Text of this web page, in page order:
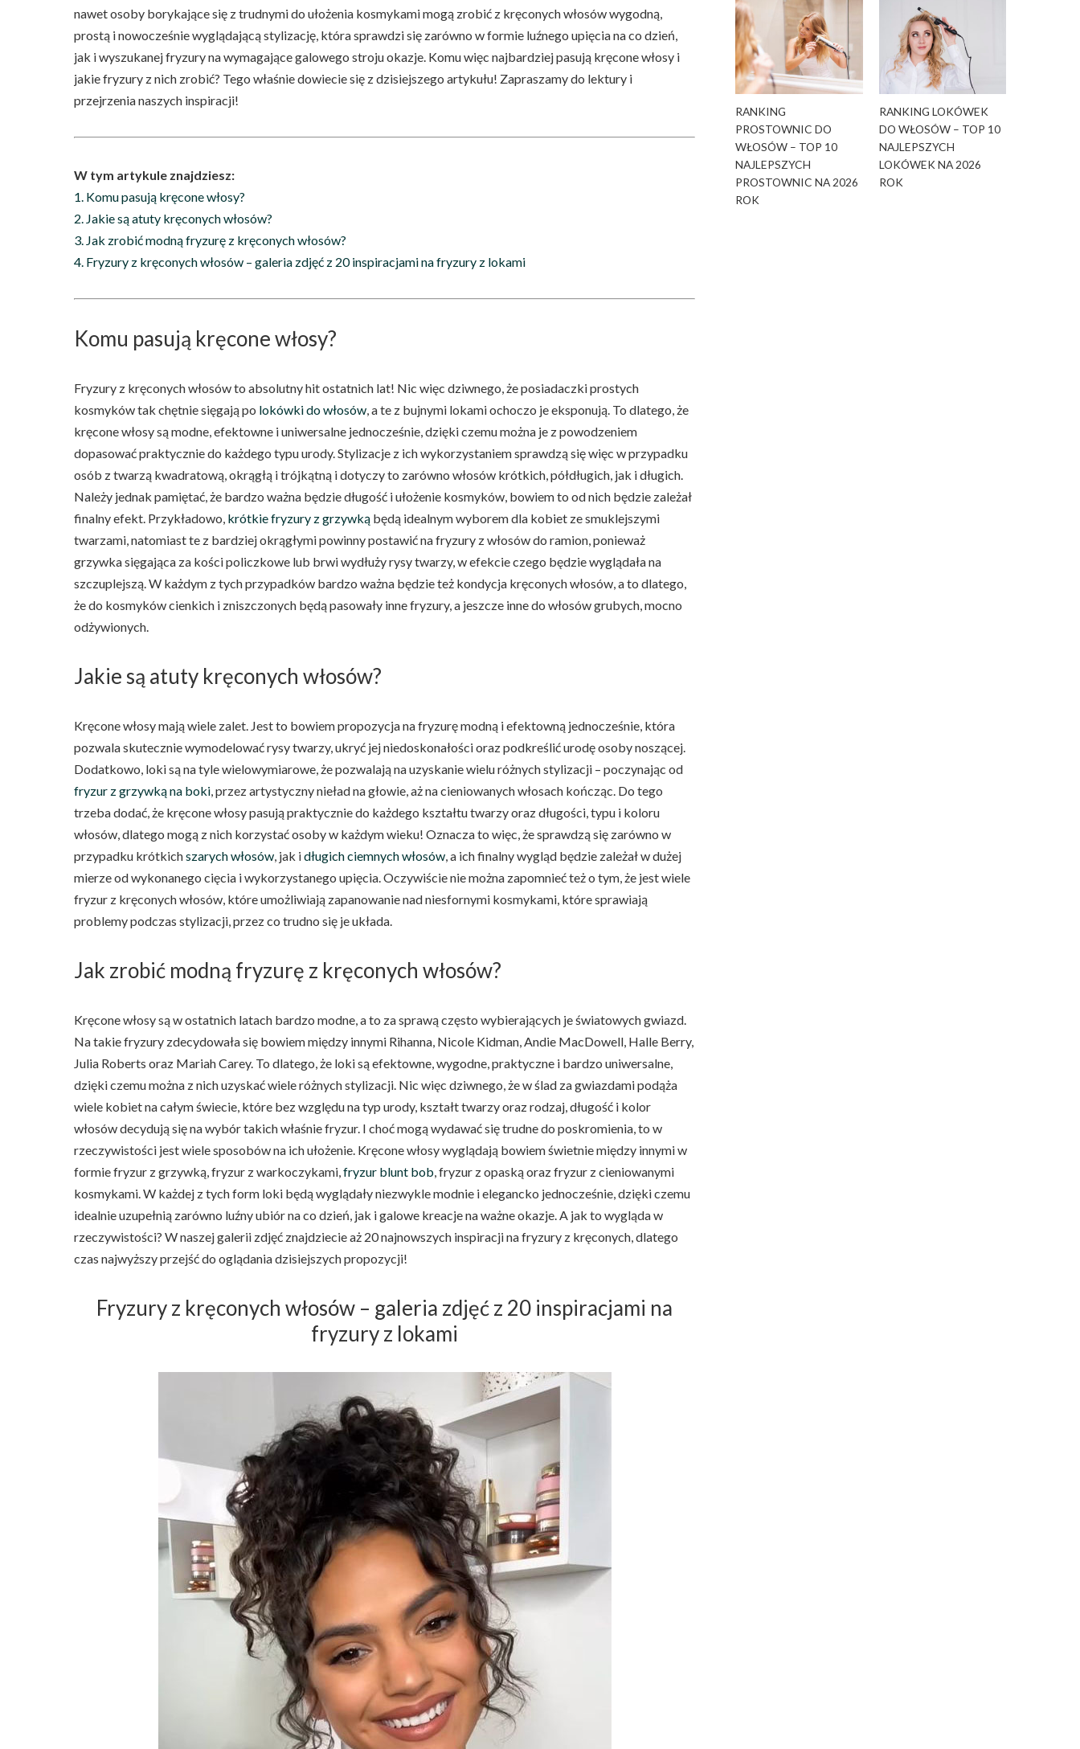
nawet osoby borykające się z trudnymi do ułożenia kosmykami mogą zrobić z kręconych włosów wygodną,
prostą i nowocześnie wyglądającą stylizację, która sprawdzi się zarówno w formie luźnego upięcia na co dzień,
jak i wyszukanej fryzury na wymagające galowego stroju okazje. Komu więc najbardziej pasują kręcone włosy i
jakie fryzury z nich zrobić? Tego właśnie dowiecie się z dzisiejszego artykułu! Zapraszamy do lektury i
przejrzenia naszych inspiracji!
W tym artykule znajdziesz:
1. Komu pasują kręcone włosy?
2. Jakie są atuty kręconych włosów?
3. Jak zrobić modną fryzurę z kręconych włosów?
4. Fryzury z kręconych włosów – galeria zdjęć z 20 inspiracjami na fryzury z lokami
Komu pasują kręcone włosy?
Fryzury z kręconych włosów to absolutny hit ostatnich lat! Nic więc dziwnego, że posiadaczki prostych
kosmyków tak chętnie sięgają po lokówki do włosów, a te z bujnymi lokami ochoczo je eksponują. To dlatego, że
kręcone włosy są modne, efektowne i uniwersalne jednocześnie, dzięki czemu można je z powodzeniem
dopasować praktycznie do każdego typu urody. Stylizacje z ich wykorzystaniem sprawdzą się więc w przypadku
osób z twarzą kwadratową, okrągłą i trójkątną i dotyczy to zarówno włosów krótkich, półdługich, jak i długich.
Należy jednak pamiętać, że bardzo ważna będzie długość i ułożenie kosmyków, bowiem to od nich będzie zależał
finalny efekt. Przykładowo, krótkie fryzury z grzywką będą idealnym wyborem dla kobiet ze smuklejszymi
twarzami, natomiast te z bardziej okrągłymi powinny postawić na fryzury z włosów do ramion, ponieważ
grzywka sięgająca za kości policzkowe lub brwi wydłuży rysy twarzy, w efekcie czego będzie wyglądała na
szczuplejszą. W każdym z tych przypadków bardzo ważna będzie też kondycja kręconych włosów, a to dlatego,
że do kosmyków cienkich i zniszczonych będą pasowały inne fryzury, a jeszcze inne do włosów grubych, mocno
odżywionych.
Jakie są atuty kręconych włosów?
Kręcone włosy mają wiele zalet. Jest to bowiem propozycja na fryzurę modną i efektowną jednocześnie, która
pozwala skutecznie wymodelować rysy twarzy, ukryć jej niedoskonałości oraz podkreślić urodę osoby noszącej.
Dodatkowo, loki są na tyle wielowymiarowe, że pozwalają na uzyskanie wielu różnych stylizacji – poczynając od
fryzur z grzywką na boki, przez artystyczny nieład na głowie, aż na cieniowanych włosach kończąc. Do tego
trzeba dodać, że kręcone włosy pasują praktycznie do każdego kształtu twarzy oraz długości, typu i koloru
włosów, dlatego mogą z nich korzystać osoby w każdym wieku! Oznacza to więc, że sprawdzą się zarówno w
przypadku krótkichszarych włosów, jak idługich ciemnych włosów, a ich finalny wygląd będzie zależał w dużej
mierze od wykonanego cięcia i wykorzystanego upięcia. Oczywiście nie można zapomnieć też o tym, że jest wiele
fryzur z kręconych włosów, które umożliwiają zapanowanie nad niesfornymi kosmykami, które sprawiają
problemy podczas stylizacji, przez co trudno się je układa.
Jak zrobić modną fryzurę z kręconych włosów?
Kręcone włosy są w ostatnich latach bardzo modne, a to za sprawą często wybierających je światowych gwiazd.
Na takie fryzury zdecydowała się bowiem między innymi Rihanna, Nicole Kidman, Andie MacDowell, Halle Berry,
Julia Roberts oraz Mariah Carey. To dlatego, że loki są efektowne, wygodne, praktyczne i bardzo uniwersalne,
dzięki czemu można z nich uzyskać wiele różnych stylizacji. Nic więc dziwnego, że w ślad za gwiazdami podąża
wiele kobiet na całym świecie, które bez względu na typ urody, kształt twarzy oraz rodzaj, długość i kolor
włosów decydują się na wybór takich właśnie fryzur. I choć mogą wydawać się trudne do poskromienia, to w
rzeczywistości jest wiele sposobów na ich ułożenie. Kręcone włosy wyglądają bowiem świetnie między innymi w
formie fryzur z grzywką, fryzur z warkoczykami,fryzur blunt bob, fryzur z opaską oraz fryzur z cieniowanymi
kosmykami. W każdej z tych form loki będą wyglądały niezwykle modnie i elegancko jednocześnie, dzięki czemu
idealnie uzupełnią zarówno luźny ubiór na co dzień, jak i galowe kreacje na ważne okazje. A jak to wygląda w
rzeczywistości? W naszej galerii zdjęć znajdziecie aż 20 najnowszych inspiracji na fryzury z kręconych, dlatego
czas najwyższy przejść do oglądania dzisiejszych propozycji!
Fryzury z kręconych włosów – galeria zdjęć z 20 inspiracjami na
fryzury z lokami
RANKING
PROSTOWNIC DO
WŁOSÓW – TOP 10
NAJLEPSZYCH
PROSTOWNIC NA 2026
ROK
RANKING LOKÓWEK
DO WŁOSÓW – TOP 10
NAJLEPSZYCH
LOKÓWEK NA 2026
ROK